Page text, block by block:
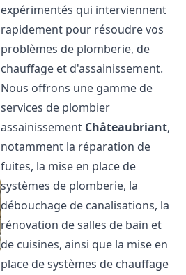
expérimentés qui interviennent
rapidement pour résoudre vos
problèmes de plomberie, de
chauffage et d'assainissement.
Nous offrons une gamme de
services de plombier
assainissement Châteaubriant,
notamment la réparation de
fuites, la mise en place de
systèmes de plomberie, la
débouchage de canalisations, la
rénovation de salles de bain et
de cuisines, ainsi que la mise en
place de systèmes de chauffage